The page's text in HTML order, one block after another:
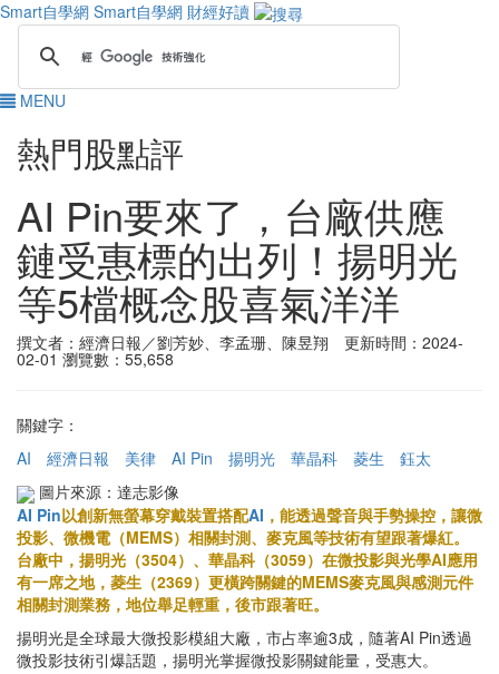
Smart自學網 Smart自學網 財經好讀
MENU
熱門股點評
AI Pin要來了，台廠供應
鏈受惠標的出列！揚明光
等5檔概念股喜氣洋洋
撰文者：經濟日報／劉芳妙、李孟珊、陳昱翔 更新時間：2024-
02-01 瀏覽數：55,658
關鍵字：
AI
經濟日報 美律 AI Pin 揚明光 華晶科 菱生
鈺太
圖片來源：達志影像
AI Pin以創新無螢幕穿戴裝置搭配AI ，能透過聲音與手勢操控，讓微
投影、微機電（MEMS）相關封測、麥克風等技術有望跟著爆紅。
台廠中，揚明光（3504）、華晶科（3059）在微投影與光學AI應用
有一席之地，菱生（2369）更橫跨關鍵的MEMS麥克風與感測元件
相關封測業務，地位舉足輕重，後市跟著旺。
揚明光是全球最大微投影模組大廠，市占率逾3成，隨著AI Pin透過
微投影技術引爆話題，揚明光掌握微投影關鍵能量，受惠大。